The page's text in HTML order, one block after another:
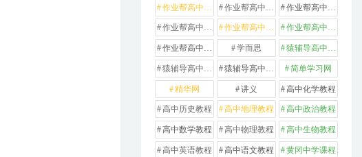
作业帮高中地理 作业帮高中政治 作业帮高中数学
作业帮高中物理 作业帮高中生物 作业帮高中英语
作业帮高中语文 学而思 猿辅导高中数学
猿辅导高中物理 猿辅导高中英语 简单学习网
精华网 讲义 高中化学教程
高中历史教程 高中地理教程 高中政治教程
高中数学教程 高中物理教程 高中生物教程
高中英语教程 高中语文教程 黄冈中学课程